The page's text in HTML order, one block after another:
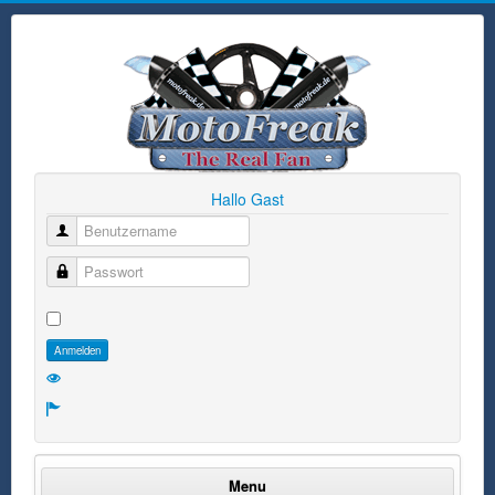
Hallo Gast
Benutzername
Passwort
Anmelden
Menu